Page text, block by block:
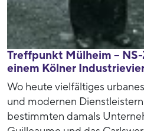
Treffpunkt Mülheim –
einem Kölner
Wo heute vielfältiges
und modernen
bestimmten damals